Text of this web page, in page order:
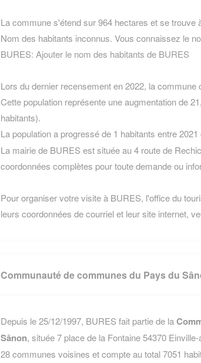
La commune s'étend sur 964 hectares et se trouve
Nom des habitants inconnus. Vous connaissez le
BURES: Ajouter le nom des habitants de BURES
Lors du dernier recensement en 2022, la commune
Cette population représente une augmentation de
habitants).
La population a progressé de 1 habitants entre 2021
La mairie de BURES est située au 4 route de
coordonnées complètes pour toute demande ou
Pour organiser votre visite à BURES, l'office du
leurs coordonnées de courriel et leur site internet,
Communauté de communes du Pays du
Depuis le 25/12/1997, BURES fait partie de la
Sânon, située 7 place de la Fontaine 54370
28 communes voisines et compte au total 7051